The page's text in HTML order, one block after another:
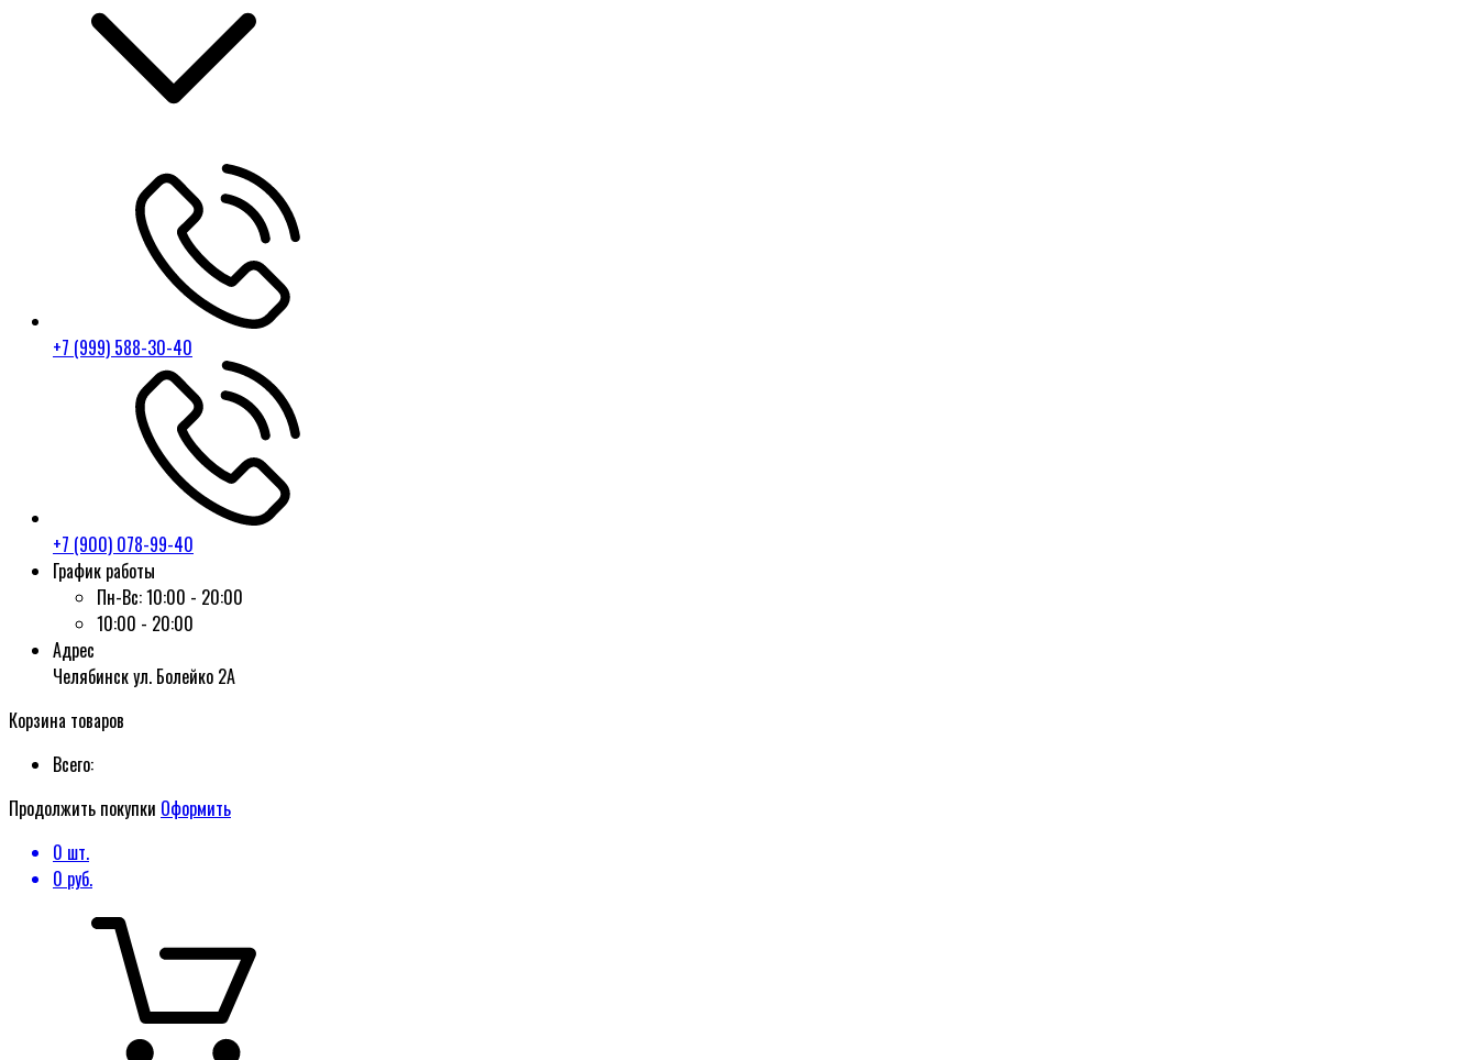
+7 (999) 588-30-40
+7 (900) 078-99-40
График работы
Пн-Вс:10:00 - 20:00
10:00 - 20:00
Адрес
Челябинск ул. Болейко 2А
Корзина товаров
Всего:
Продолжить покупки Оформить
0 шт.
0 руб.